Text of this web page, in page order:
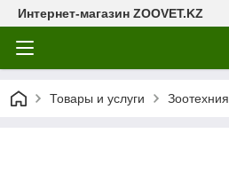
Интернет-магазин ZOOVET.KZ
Товары и услуги Зоотехния